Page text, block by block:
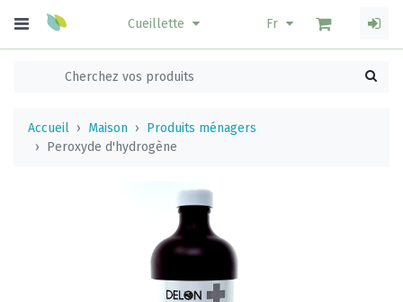
Cueillette Fr
Accueil Maison
Produits ménagers
Peroxyde d'hydrogène